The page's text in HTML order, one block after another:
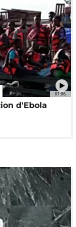
01:06
d'Ebola